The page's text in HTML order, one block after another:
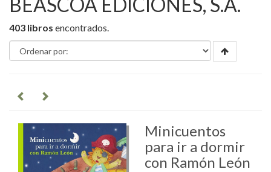
403 libros encontrados.
Minicuentos
para ir a dormir
con Ramón León